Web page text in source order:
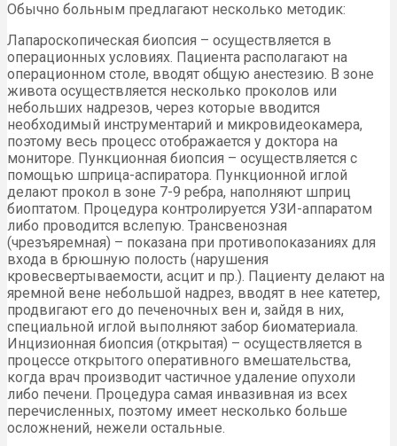
Обычно больным предлагают несколько методик:
Лапароскопическая биопсия – осуществляется в
операционных условиях. Пациента располагают на
операционном столе, вводят общую анестезию. В зоне
живота осуществляется несколько проколов или
небольших надрезов, через которые вводится
необходимый инструментарий и микровидеокамера,
поэтому весь процесс отображается у доктора на
мониторе. Пункционная биопсия – осуществляется с
помощью шприца-аспиратора. Пункционной иглой
делают прокол в зоне 7-9 ребра, наполняют шприц
биоптатом. Процедура контролируется УЗИ-аппаратом
либо проводится вслепую. Трансвенозная
(чрезъяремная) – показана при противопоказаниях для
входа в брюшную полость (нарушения
кровесвертываемости, асцит и пр.). Пациенту делают на
яремной вене небольшой надрез, вводят в нее катетер,
продвигают его до печеночных вен и, зайдя в них,
специальной иглой выполняют забор биоматериала.
Инцизионная биопсия (открытая) – осуществляется в
процессе открытого оперативного вмешательства,
когда врач производит частичное удаление опухоли
либо печени. Процедура самая инвазивная из всех
перечисленных, поэтому имеет несколько больше
осложнений, нежели остальные.